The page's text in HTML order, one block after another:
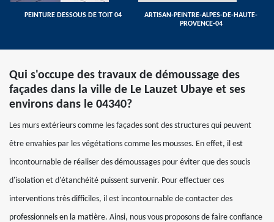
PEINTURE DESSOUS DE TOIT 04
ARTISAN-PEINTRE-ALPES-DE-HAUTE-
PROVENCE-04
Qui s'occupe des travaux de démoussage des
façades dans la ville de Le Lauzet Ubaye et ses
environs dans le 04340?
Les murs extérieurs comme les façades sont des structures qui peuvent
être envahies par les végétations comme les mousses. En effet, il est
incontournable de réaliser des démoussages pour éviter que des soucis
d'isolation et d'étanchéité puissent survenir. Pour effectuer ces
interventions très difficiles, il est incontournable de contacter des
professionnels en la matière. Ainsi, nous vous proposons de faire confiance